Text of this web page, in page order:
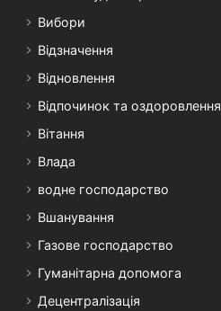
Вибори
Відзначення
Відновлення
Відпочинок та оздоровлення
Вітання
Влада
водне господарство
Вшанування
Газове господарство
Гуманітарна допомога
Децентралізація